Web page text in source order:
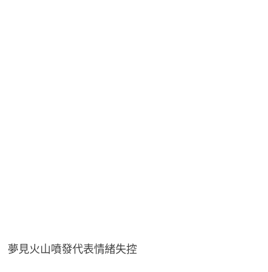
夢見火山噴發代表情緒失控